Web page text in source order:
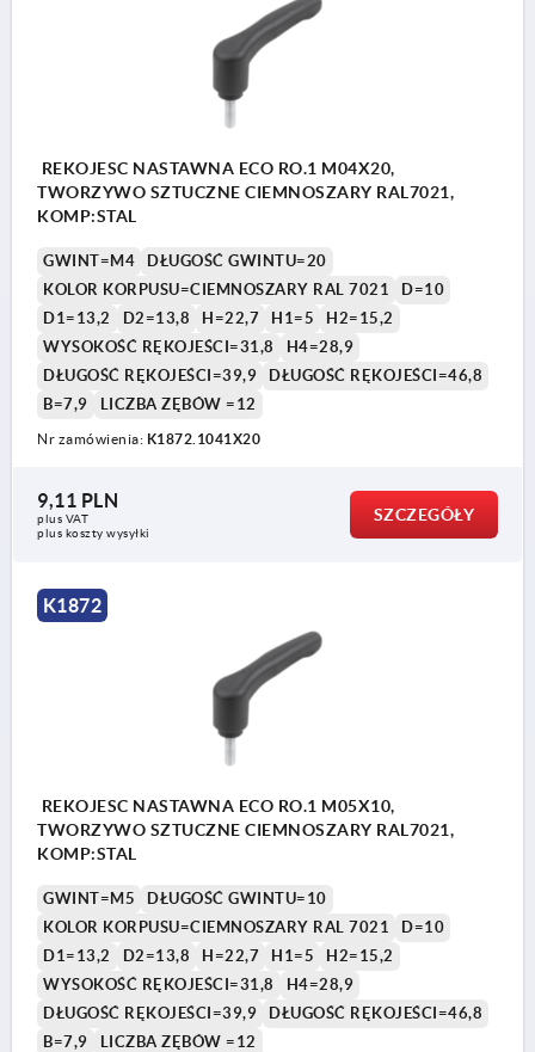
REKOJESC NASTAWNA ECO RO.1 M04X20,
TWORZYWO SZTUCZNE CIEMNOSZARY RAL7021,
KOMP:STAL
GWINT=M4
DŁUGOŚĆ GWINTU=20
KOLOR KORPUSU=CIEMNOSZARY RAL 7021
D=10
D1=13,2
D2=13,8 H=22,7 H1=5
H2=15,2
WYSOKOŚĆ RĘKOJEŚCI=31,8
H4=28,9
DŁUGOŚĆ RĘKOJEŚCI=39,9
DŁUGOŚĆ RĘKOJEŚCI=46,8
B=7,9
LICZBA ZĘBÓW =12
Nr zamówienia: K1872.1041X20
9,11 PLN
plus VAT
plus koszty wysyłki
SZCZEGÓŁY
K1872
REKOJESC NASTAWNA ECO RO.1 M05X10,
TWORZYWO SZTUCZNE CIEMNOSZARY RAL7021,
KOMP:STAL
GWINT=M5
DŁUGOŚĆ GWINTU=10
KOLOR KORPUSU=CIEMNOSZARY RAL 7021
D=10
D1=13,2
D2=13,8 H=22,7 H1=5
H2=15,2
WYSOKOŚĆ RĘKOJEŚCI=31,8
H4=28,9
DŁUGOŚĆ RĘKOJEŚCI=39,9
DŁUGOŚĆ RĘKOJEŚCI=46,8
B=7,9
LICZBA ZĘBÓW =12